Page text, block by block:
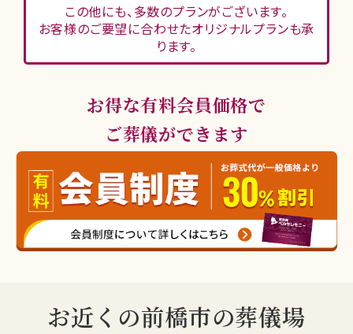
この他にも、多数のプランがございます。
お客様のご要望に合わせたオリジナルプランも承
ります。
お得な有料会員価格で
ご葬儀ができます
お近くの前橋市の葬儀場